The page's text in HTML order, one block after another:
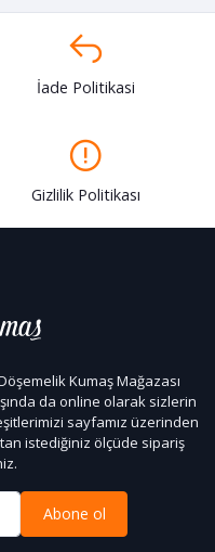
İade Politikasi
Gizlilik Politikası
Kumaş Mağazası
da online olarak sizlerin
sayfamız üzerinden
istediğiniz ölçüde sipariş
Abone ol